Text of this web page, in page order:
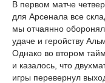
В первом матче
для Арсенала все
мы отчаянно
удаче и геройству
Однако во втором
и казалось, что
игры перевернул